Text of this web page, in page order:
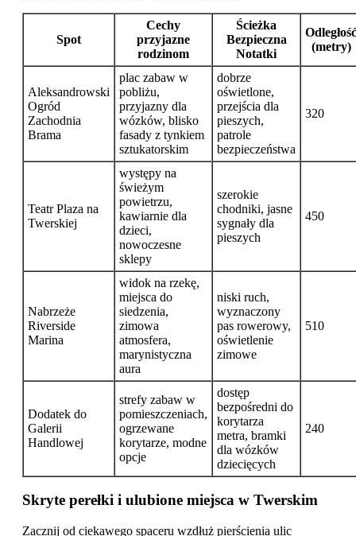
Spot
Cechy
przyjazne
rodzinom
Ścieżka
Bezpieczna
Notatki
Odległość
(metry)
Aleksandrowski
Ogród
Zachodnia
Brama
plac zabaw w
pobliżu,
przyjazny dla
wózków, blisko
fasady z tynkiem
sztukatorskim
dobrze
oświetlone,
przejścia dla
pieszych,
patrole
bezpieczeństwa
320
Teatr Plaza na
Twerskiej
występy na
świeżym
powietrzu,
kawiarnie dla
dzieci,
nowoczesne
sklepy
szerokie
chodniki, jasne
sygnały dla
pieszych
450
Nabrzeże
Riverside
Marina
widok na rzekę,
miejsca do
siedzenia,
zimowa
atmosfera,
marynistyczna
aura
niski ruch,
wyznaczony
pas rowerowy,
oświetlenie
zimowe
510
Dodatek do
Galerii
Handlowej
strefy zabaw w
pomieszczeniach,
ogrzewane
korytarze, modne
opcje
dostęp
bezpośredni do
korytarza
metra, bramki
dla wózków
dziecięcych
240
Skryte perełki i ulubione miejsca w Twerskim
Zacznij od ciekawego spaceru wzdłuż pierścienia ulic